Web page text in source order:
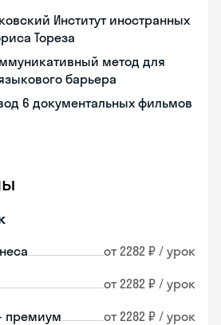
Институт иностранных
Тореза
метод для
барьера
6 документальных фильмов
от 2282 ₽ / урок
от 2282 ₽ / урок
премиум от 2282 ₽ / урок